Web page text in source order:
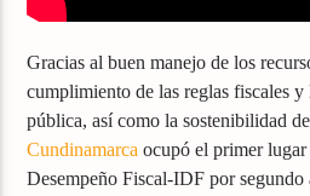
Gracias al buen manejo de los
cumplimiento de las reglas fiscales y
pública, así como la sostenibilidad
Cundinamarca ocupó el primer
Desempeño Fiscal-IDF por segundo